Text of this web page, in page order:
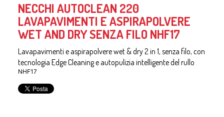
NECCHI AUTOCLEAN 220
LAVAPAVIMENTI E ASPIRAPOLVERE
WET AND DRY SENZA FILO NHF17
Lavapavimenti e aspirapolvere wet & dry 2 in 1, senza filo, con
tecnologia Edge Cleaning e autopulizia intelligente del rullo
NHF17